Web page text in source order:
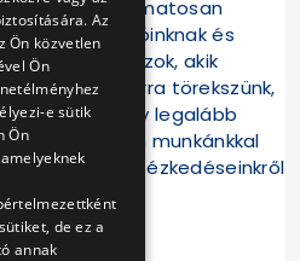
folyamatosan
dolgozóinknak és
azok, akik
is arra törekszünk,
vagy legalább
miközben munkánkkal
Intézkedéseinkről
.
Az
Ön közvetlen
Ön
e sütik
Ön
de ez a
annak